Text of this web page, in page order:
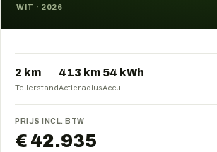
WIT · 2026
2 km
Tellerstand
413 km
Actieradius
54 kWh
Accu
PRIJS INCL. BTW
€ 42.935